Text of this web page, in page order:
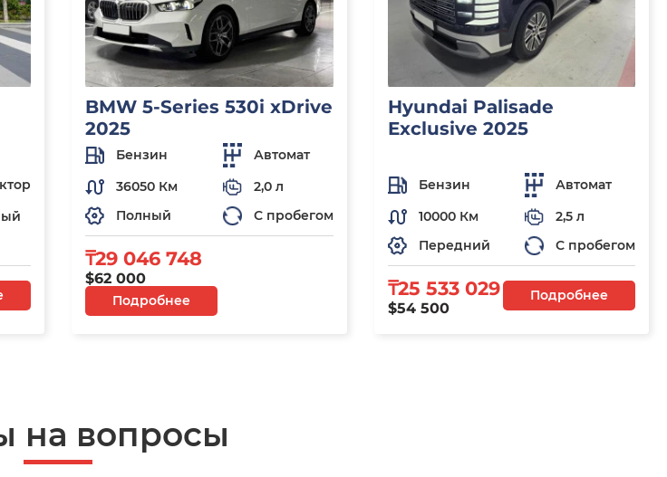
BMW 5-Series 530i xDrive
2025
Бензин
Автомат
36050 Км
2,0 л
Полный
С пробегом
₸29 046 748
$62 000
Подробнее
Hyundai Palisade
Exclusive 2025
Бензин
Автомат
10000 Км
2,5 л
Передний
С пробегом
₸25 533 029
$54 500
Подробнее
на вопросы